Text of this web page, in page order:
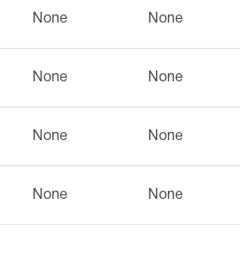
None None
None None
None None
None None